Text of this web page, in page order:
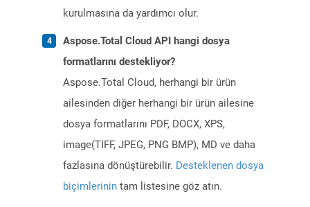
kurulmasına da yardımcı olur.
Aspose.Total Cloud API hangi dosya
formatlarını destekliyor?
Aspose.Total Cloud, herhangi bir ürün
ailesinden diğer herhangi bir ürün ailesine
dosya formatlarını PDF, DOCX, XPS,
image(TIFF, JPEG, PNG BMP), MD ve daha
fazlasına dönüştürebilir. Desteklenen dosya
biçimlerinin tam listesine göz atın.